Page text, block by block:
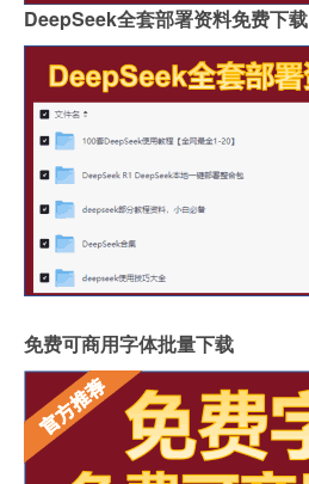
DeepSeek全套部署资料免费下载
免费可商用字体批量下载